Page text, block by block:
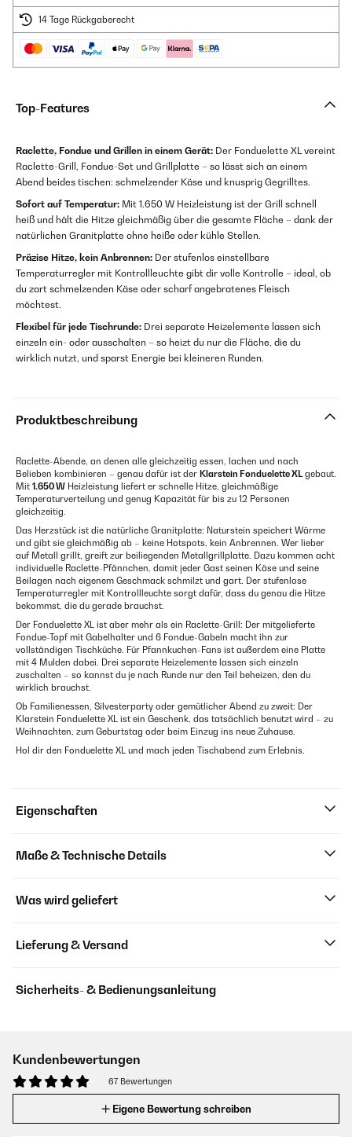
14 Tage Rückgaberecht
Top-Features
Raclette, Fondue und Grillen in einem Gerät: Der Fonduelette XL vereint
Raclette-Grill, Fondue-Set und Grillplatte – so lässt sich an einem
Abend beides tischen: schmelzender Käse und knusprig Gegrilltes.
Sofort auf Temperatur: Mit 1.650 W Heizleistung ist der Grill schnell
heiß und hält die Hitze gleichmäßig über die gesamte Fläche – dank der
natürlichen Granitplatte ohne heiße oder kühle Stellen.
Präzise Hitze, kein Anbrennen: Der stufenlos einstellbare
Temperaturregler mit Kontrollleuchte gibt dir volle Kontrolle – ideal, ob
du zart schmelzenden Käse oder scharf angebratenes Fleisch
möchtest.
Flexibel für jede Tischrunde: Drei separate Heizelemente lassen sich
einzeln ein- oder ausschalten – so heizt du nur die Fläche, die du
wirklich nutzt, und sparst Energie bei kleineren Runden.
Produktbeschreibung
Raclette-Abende, an denen alle gleichzeitig essen, lachen und nach
Belieben kombinieren – genau dafür ist der Klarstein Fonduelette XL gebaut.
Mit 1.650 W Heizleistung liefert er schnelle Hitze, gleichmäßige
Temperaturverteilung und genug Kapazität für bis zu 12 Personen
gleichzeitig.
Das Herzstück ist die natürliche Granitplatte: Naturstein speichert Wärme
und gibt sie gleichmäßig ab – keine Hotspots, kein Anbrennen. Wer lieber
auf Metall grillt, greift zur beiliegenden Metallgrillplatte. Dazu kommen acht
individuelle Raclette-Pfännchen, damit jeder Gast seinen Käse und seine
Beilagen nach eigenem Geschmack schmilzt und gart. Der stufenlose
Temperaturregler mit Kontrollleuchte sorgt dafür, dass du genau die Hitze
bekommst, die du gerade brauchst.
Der Fonduelette XL ist aber mehr als ein Raclette-Grill: Der mitgelieferte
Fondue-Topf mit Gabelhalter und 6 Fondue-Gabeln macht ihn zur
vollständigen Tischküche. Für Pfannkuchen-Fans ist außerdem eine Platte
mit 4 Mulden dabei. Drei separate Heizelemente lassen sich einzeln
zuschalten – so kannst du je nach Runde nur den Teil beheizen, den du
wirklich brauchst.
Ob Familienessen, Silvesterparty oder gemütlicher Abend zu zweit: Der
Klarstein Fonduelette XL ist ein Geschenk, das tatsächlich benutzt wird – zu
Weihnachten, zum Geburtstag oder beim Einzug ins neue Zuhause.
Hol dir den Fonduelette XL und mach jeden Tischabend zum Erlebnis.
Eigenschaften
Maße & Technische Details
Was wird geliefert
Lieferung & Versand
Sicherheits- & Bedienungsanleitung
Kundenbewertungen
67 Bewertungen
Eigene Bewertung schreiben